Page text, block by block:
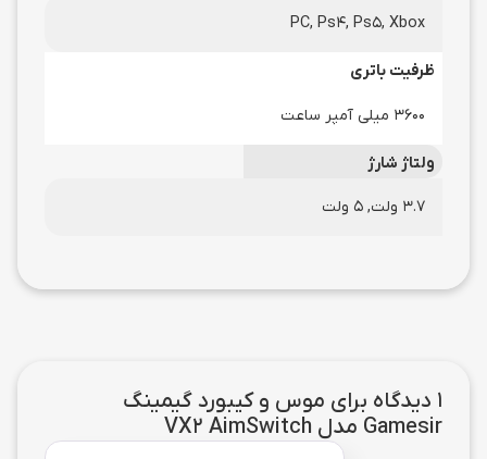
PC, Ps4, Ps5, Xbox
ظرفیت باتری
3600 میلی آمپر ساعت
ولتاژ شارژ
3.7 ولت, 5 ولت
1 دیدگاه برای
موس و کیبورد گیمینگ
Gamesir مدل VX2 AimSwitch